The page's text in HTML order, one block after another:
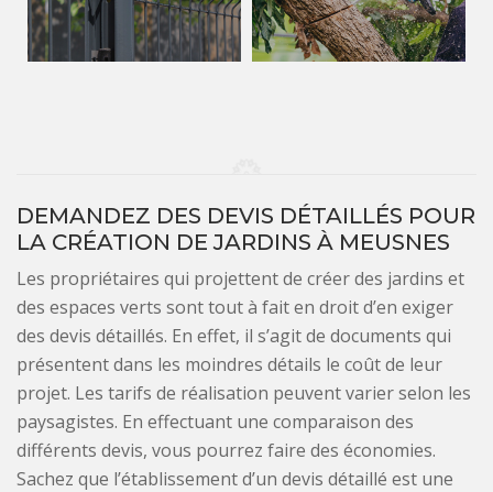
DEMANDEZ DES DEVIS DÉTAILLÉS POUR
LA CRÉATION DE JARDINS À MEUSNES
Les propriétaires qui projettent de créer des jardins et
des espaces verts sont tout à fait en droit d’en exiger
des devis détaillés. En effet, il s’agit de documents qui
présentent dans les moindres détails le coût de leur
projet. Les tarifs de réalisation peuvent varier selon les
paysagistes. En effectuant une comparaison des
différents devis, vous pourrez faire des économies.
Sachez que l’établissement d’un devis détaillé est une